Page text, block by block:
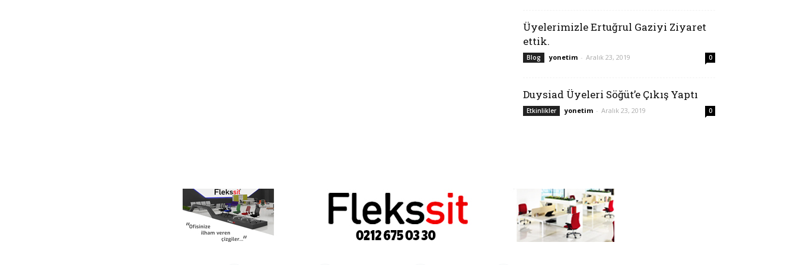
Üyelerimizle Ertuğrul Gaziyi Ziyaret
ettik.
Blog yonetim - Aralık 23, 2019 0
Duysiad Üyeleri Söğüt’e Çıkış Yaptı
Etkinlikler yonetim - Aralık 23, 2019 0